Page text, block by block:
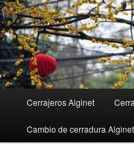
Ir
al
contenido
principal
principal
Cerrajeros Alginet
Cambio de cerradura Alginet